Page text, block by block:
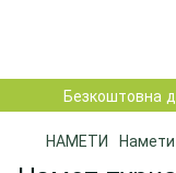
Безкоштовна
НАМЕТИ Намети